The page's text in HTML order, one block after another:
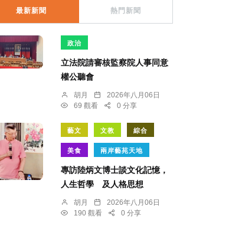
最新新聞 熱門新聞
政治
立法院請審核監察院人事同意
權公聽會
胡月
2026年八月06日
69 觀看
0 分享
藝文 文教 綜合
美食 兩岸藝苑天地
專訪陸炳文博士談文化記憶，
人生哲學 及人格思想
胡月
2026年八月06日
190 觀看
0 分享